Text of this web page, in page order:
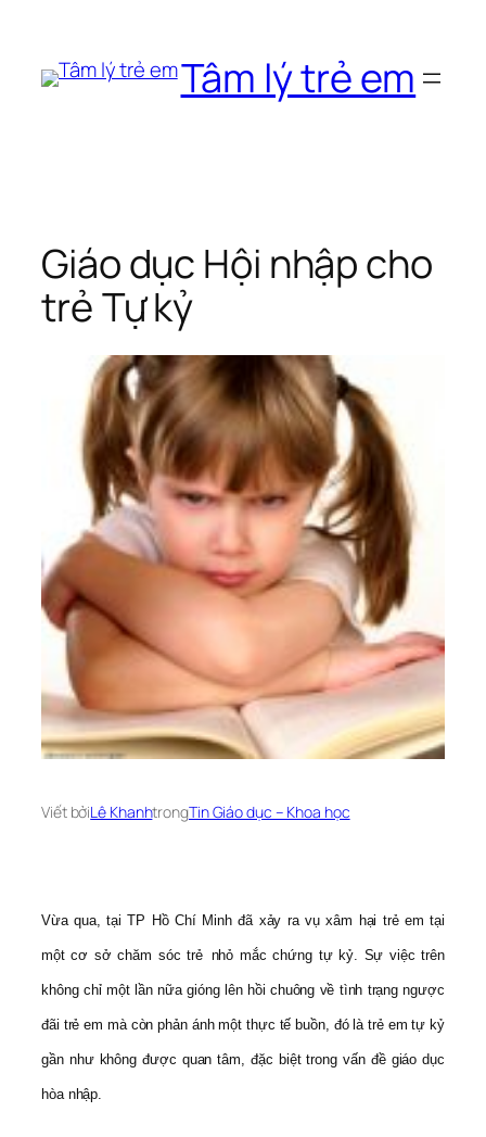
phần
Tâm lý trẻ em
Giáo dục Hội nhập cho
trẻ Tự kỷ
Viết bởiLê KhanhtrongTin Giáo dục – Khoa học
Vừa qua, tại TP Hồ Chí Minh đã xảy ra vụ xâm hại trẻ em tại
một cơ sở chăm sóc trẻ nhỏ mắc chứng tự kỷ. Sự việc trên
không chỉ một lần nữa gióng lên hồi chuông về tình trạng ngược
đãi trẻ em mà còn phản ánh một thực tế buồn, đó là trẻ em tự kỷ
gần như không được quan tâm, đặc biệt trong vấn đề giáo dục
hòa nhập.